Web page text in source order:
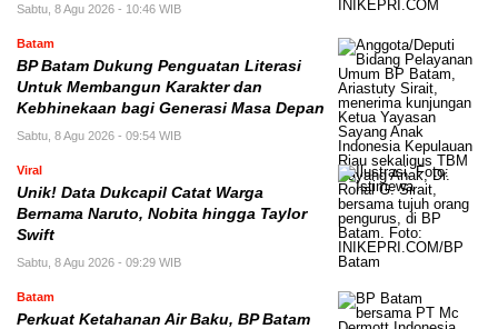
Sabtu, 8 Agu 2026 - 10:46 WIB
Batam
BP Batam Dukung Penguatan Literasi
Untuk Membangun Karakter dan
Kebhinekaan bagi Generasi Masa Depan
Sabtu, 8 Agu 2026 - 09:54 WIB
Viral
Unik! Data Dukcapil Catat Warga
Bernama Naruto, Nobita hingga Taylor
Swift
Sabtu, 8 Agu 2026 - 09:29 WIB
Batam
Perkuat Ketahanan Air Baku, BP Batam